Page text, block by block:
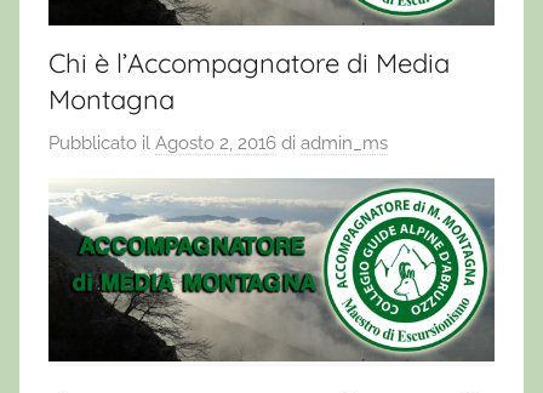
Chi è l’Accompagnatore di Media
Montagna
Pubblicato il Agosto 2, 2016 di admin_ms